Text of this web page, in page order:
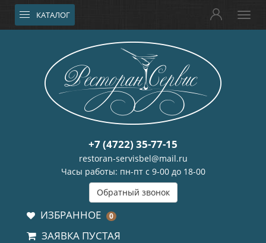
КАТАЛОГ
+7 (4722) 35-77-15
restoran-servisbel@mail.ru
Часы работы: пн-пт с 9-00 до 18-00
Обратный звонок
ИЗБРАННОЕ 0
ЗАЯВКА ПУСТАЯ